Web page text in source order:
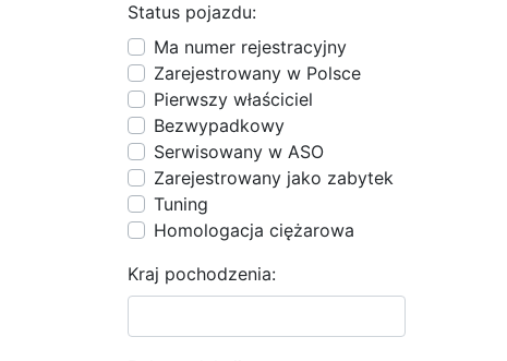
Status pojazdu:
Ma numer rejestracyjny
Zarejestrowany w Polsce
Pierwszy właściciel
Bezwypadkowy
Serwisowany w ASO
Zarejestrowany jako zabytek
Tuning
Homologacja ciężarowa
Kraj pochodzenia: